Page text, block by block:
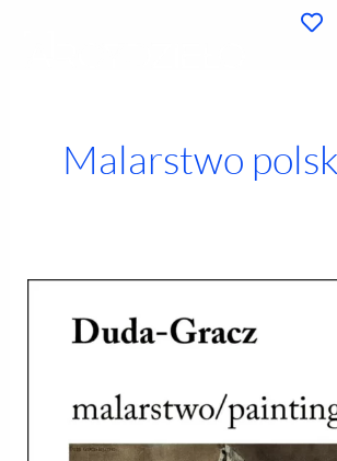
Malarstwo
Duda-